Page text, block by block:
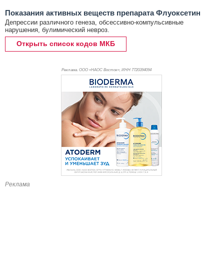
Показания активных веществ препарата Флуоксетин
Депрессии различного генеза, обсессивно-компульсивные
нарушения, булимический невроз.
Открыть список кодов МКБ
Реклама. ООО «НАОС Восток», ИНН 7720394094
Реклама